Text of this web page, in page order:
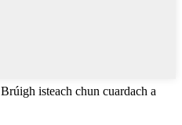
Brúigh isteach chun cuardach a